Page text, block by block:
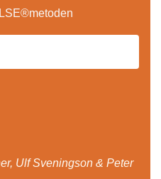
Ulf Sveningson & Peter